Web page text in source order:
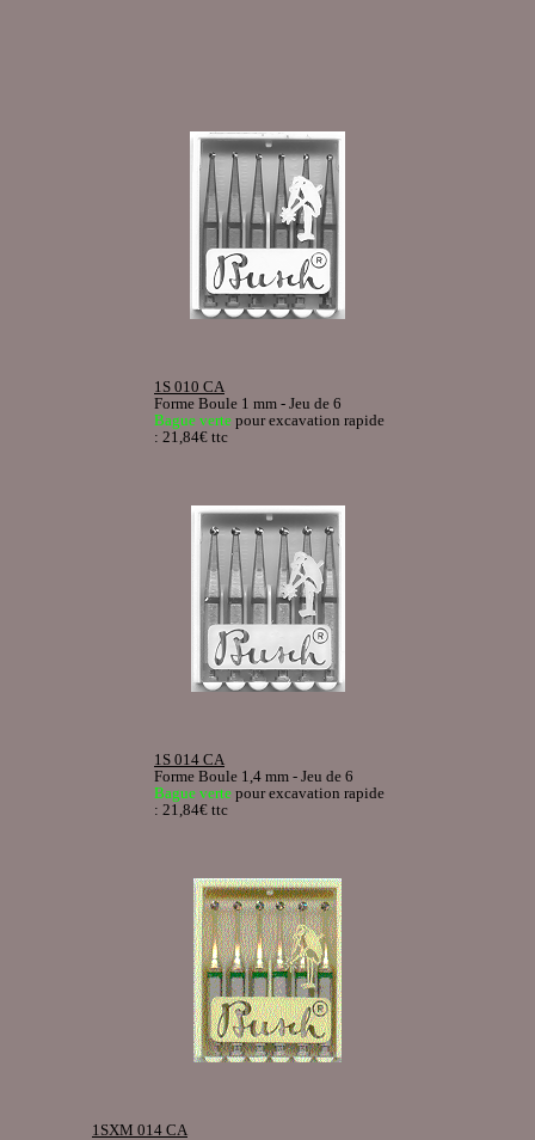
1S 010 CA
Forme Boule 1 mm - Jeu de 6
Bague verte pour excavation rapide
: 21,84€ ttc
1S 014 CA
Forme Boule 1,4 mm - Jeu de 6
Bague verte pour excavation rapide
: 21,84€ ttc
1SXM 014 CA